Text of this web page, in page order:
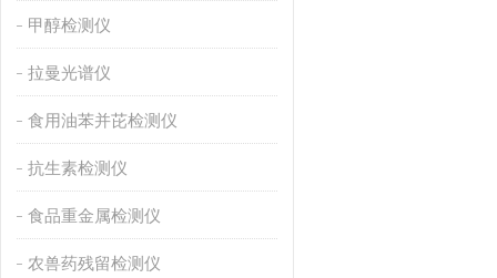
甲醇检测仪
拉曼光谱仪
食用油苯并芘检测仪
抗生素检测仪
食品重金属检测仪
农兽药残留检测仪